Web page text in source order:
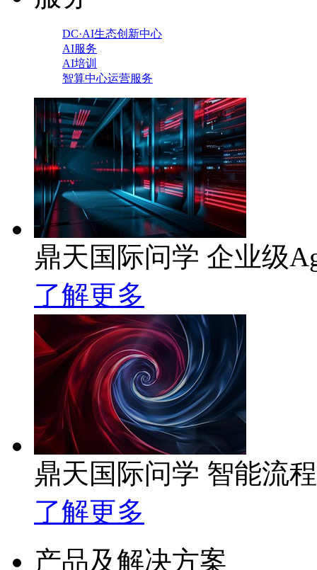
DC·AI生态创新中心
AI服务
AI培训
智算中心运营服务
鼎天国际问学 企业级
了解更多
鼎天国际问学 智能流
了解更多
产品及解决方案